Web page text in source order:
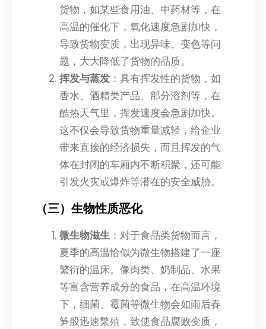
货物，如某些食用油、中药材等，在
高温的催化下，氧化速度急剧加快，
导致货物变质，出现异味、变色等问
题，大大降低了货物的品质。
挥发与蒸发 ：具有挥发性的货物，如
香水、酒精类产品、部分溶剂等，在
酷热天气里，挥发速度会急剧加快。
这不仅会导致货物重量减轻，给企业
带来直接的经济损失，而且挥发的气
体在封闭的车厢内不断积聚，还可能
引发火灾或爆炸等潜在的安全威胁。
（三）生物性质恶化
微生物滋生 ：对于食品类货物而言，
夏季的高温恰似为微生物搭建了一座
繁衍的温床。像肉类、奶制品、水果
等富含营养成分的食品，在高温环境
下，细菌、霉菌等微生物会如雨后春
笋般迅速繁殖，致使食品腐败变质，